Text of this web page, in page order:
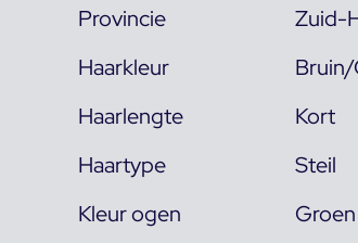
Provincie
Zuid-
Haarkleur
Haarlengte
Kort
Haartype
Steil
Kleur ogen
Groen